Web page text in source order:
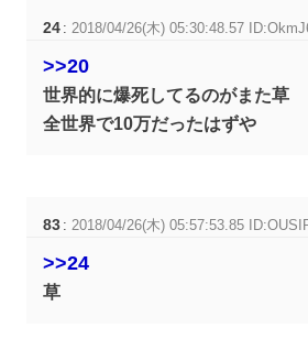
24 :2018/04/26(木) 05:30:48.57
>>20
世界的に爆死してるのがまた草
全世界で10万だったはずや
83 :2018/04/26(木) 05:57:53.85
>>24
草